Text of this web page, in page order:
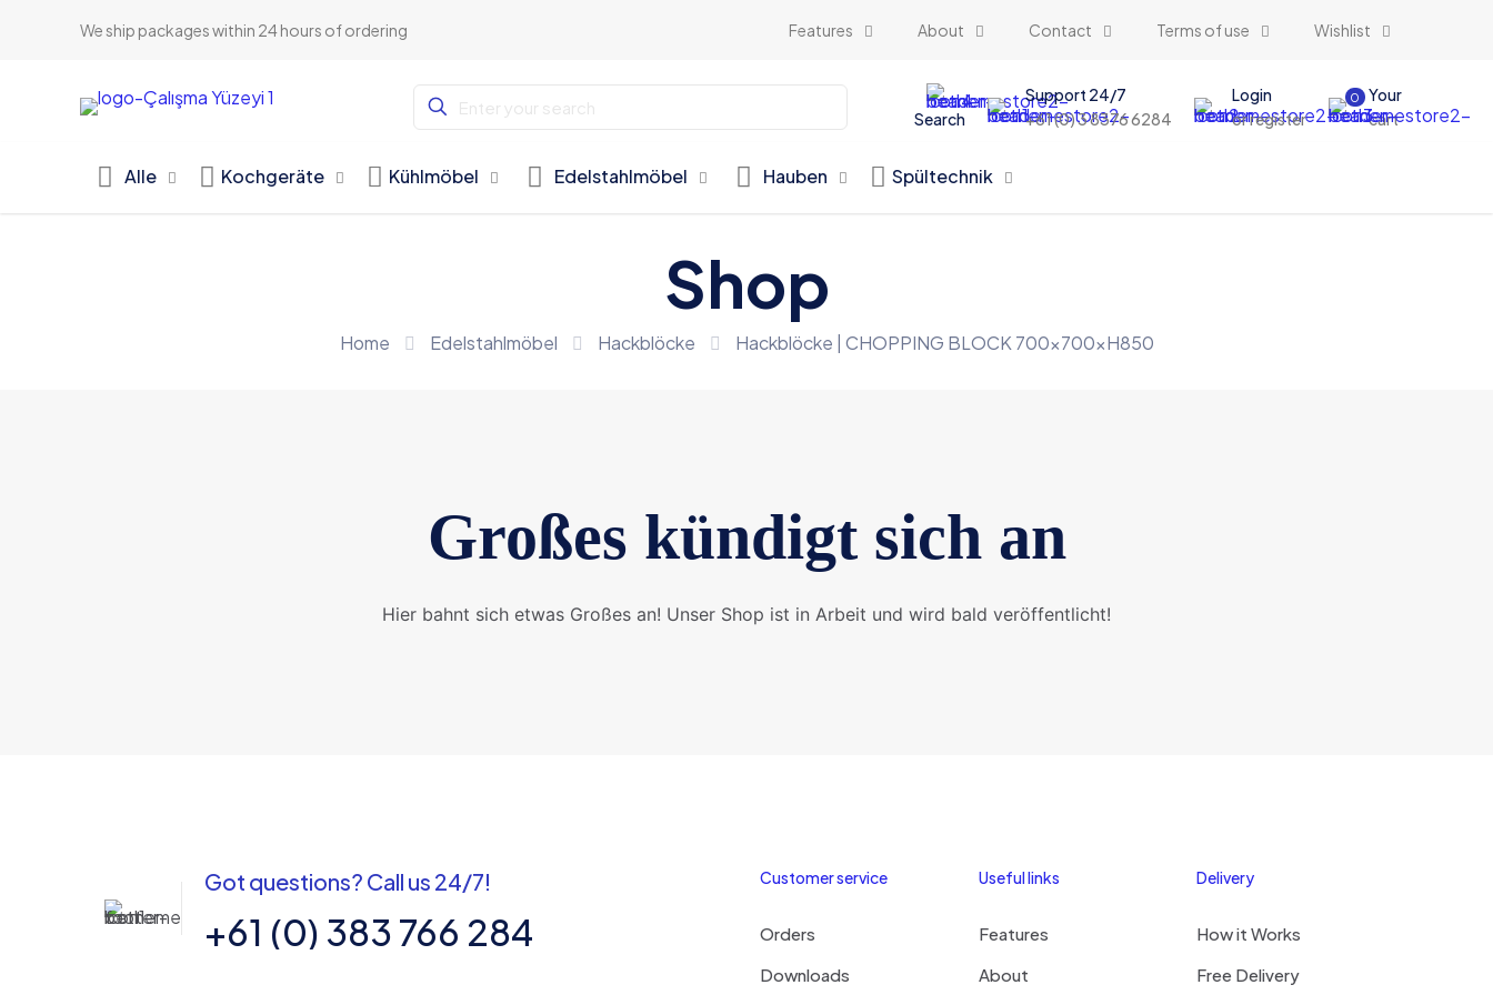
We ship packages within 24 hours of ordering Features About Contact Terms of use Wishlist
Search
Support 24/7
+61 (0) 3 8376 6284
Login
or register
0
Your
cart
Alle Kochgeräte Kühlmöbel Edelstahlmöbel Hauben Spültechnik
Shop
Home Edelstahlmöbel Hackblöcke Hackblöcke | CHOPPING BLOCK 700x700xH850
Großes kündigt sich an
Hier bahnt sich etwas Großes an! Unser Shop ist in Arbeit und wird bald veröffentlicht!
Got questions? Call us 24/7!
+61 (0) 383 766 284
Customer service
Orders
Downloads
Useful links
Features
About
Delivery
How it Works
Free Delivery